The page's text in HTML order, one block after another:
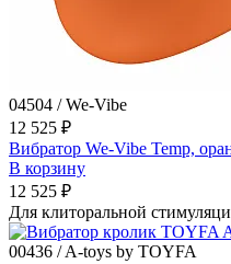
04504 / We-Vibe
12 525 ₽
Вибратор We-Vibe Temp,
В корзину
12 525 ₽
Для клиторальной
00436 / A-toys by TOYFA